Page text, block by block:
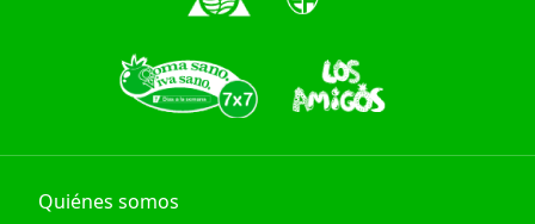
Quiénes somos